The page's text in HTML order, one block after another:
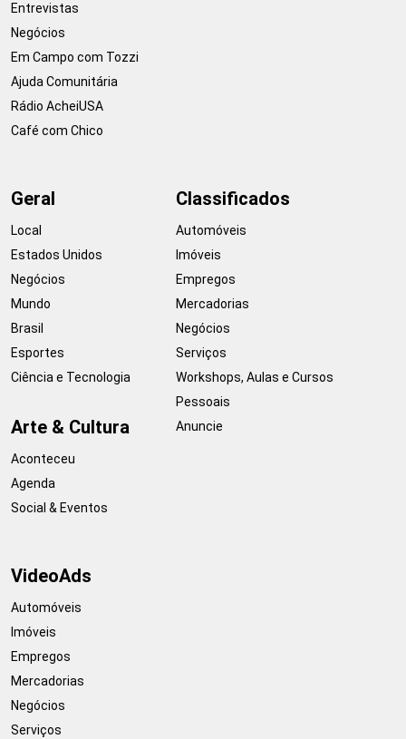
Entrevistas
Negócios
Em Campo com Tozzi
Ajuda Comunitária
Rádio AcheiUSA
Café com Chico
Geral
Local
Estados Unidos
Negócios
Mundo
Brasil
Esportes
Ciência e Tecnologia
Arte & Cultura
Aconteceu
Agenda
Social & Eventos
Classificados
Automóveis
Imóveis
Empregos
Mercadorias
Negócios
Serviços
Workshops, Aulas e Cursos
Pessoais
Anuncie
VideoAds
Automóveis
Imóveis
Empregos
Mercadorias
Negócios
Serviços